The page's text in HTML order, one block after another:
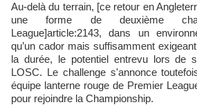
Au-delà du terrain, [ce retour en
une forme de deuxième
League]article:2143, dans un
qu’un cador mais suffisamment
la durée, le potentiel entrevu lors de
LOSC. Le challenge s'annonce
équipe lanterne rouge de Premier
pour rejoindre la Championship.